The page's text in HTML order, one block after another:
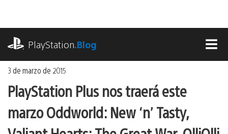
contenido
PlayStation.Blog
3 de marzo de 2015
PlayStation Plus nos traerá este
marzo Oddworld: New ‘n’ Tasty,